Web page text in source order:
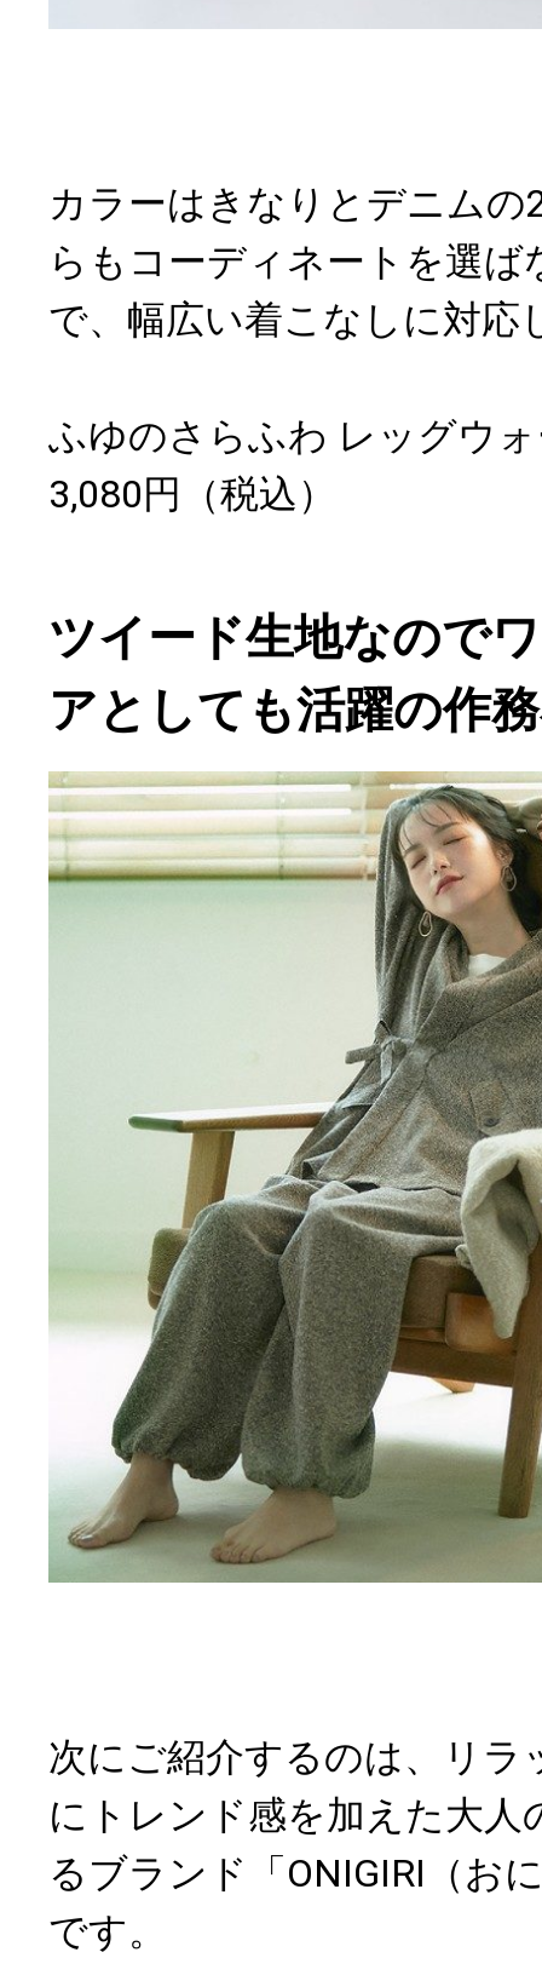
カラーはきなりとデニムの
らもコーディネートを選ば
で、幅広い着こなしに対応
ふゆのさらふわ レッグウ
3,080円（税込）
ツイード生地なので
アとしても活躍の作
次にご紹介するのは、リラ
にトレンド感を加えた大人
るブランド「ONIGIRI（お
です。